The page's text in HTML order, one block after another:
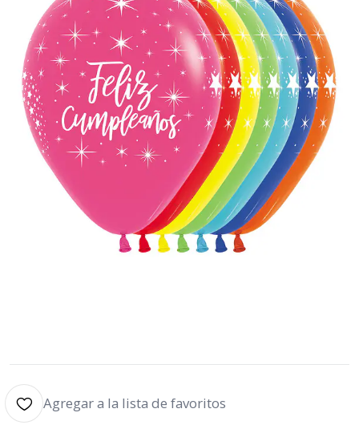
Agregar a la lista de favoritos